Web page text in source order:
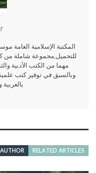
المكتبة الإسلامية العامة
للتحميل,مجموعة شاملة من
مهما من الكتب الأدبية
وبالسبق في توفير كتب
RELATED ARTICLES